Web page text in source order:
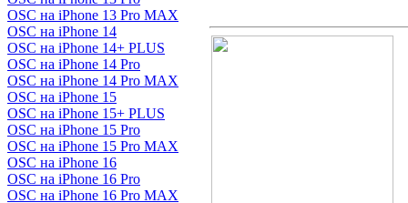
OSC на iPhone 13 Pro MAX
OSC на iPhone 14
OSC на iPhone 14+ PLUS
OSC на iPhone 14 Pro
OSC на iPhone 14 Pro MAX
OSC на iPhone 15
OSC на iPhone 15+ PLUS
OSC на iPhone 15 Pro
OSC на iPhone 15 Pro MAX
OSC на iPhone 16
OSC на iPhone 16 Pro
OSC на iPhone 16 Pro MAX